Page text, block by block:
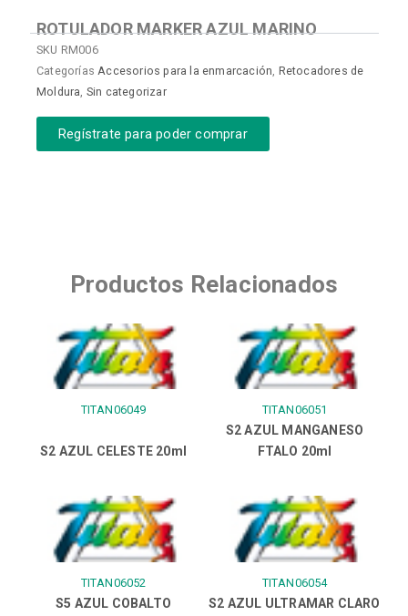
ROTULADOR MARKER AZUL MARINO
SKU RM006
Categorías Accesorios para la enmarcación Retocadores de
Moldura Sin categorizar
Regístrate para poder comprar
Productos Relacionados
TITAN06049
S2 AZUL CELESTE 20ml
TITAN06051
S2 AZUL MANGANESO
FTALO 20ml
TITAN06052
S5 AZUL COBALTO
TITAN06054
S2 AZUL ULTRAMAR CLARO